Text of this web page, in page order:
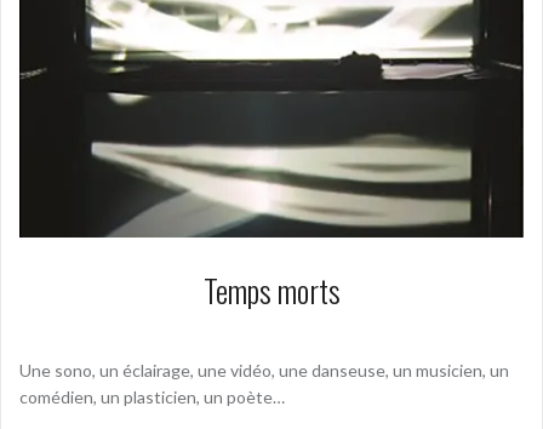
Temps morts
Une sono, un éclairage, une vidéo, une danseuse, un musicien, un
comédien, un plasticien, un poète…